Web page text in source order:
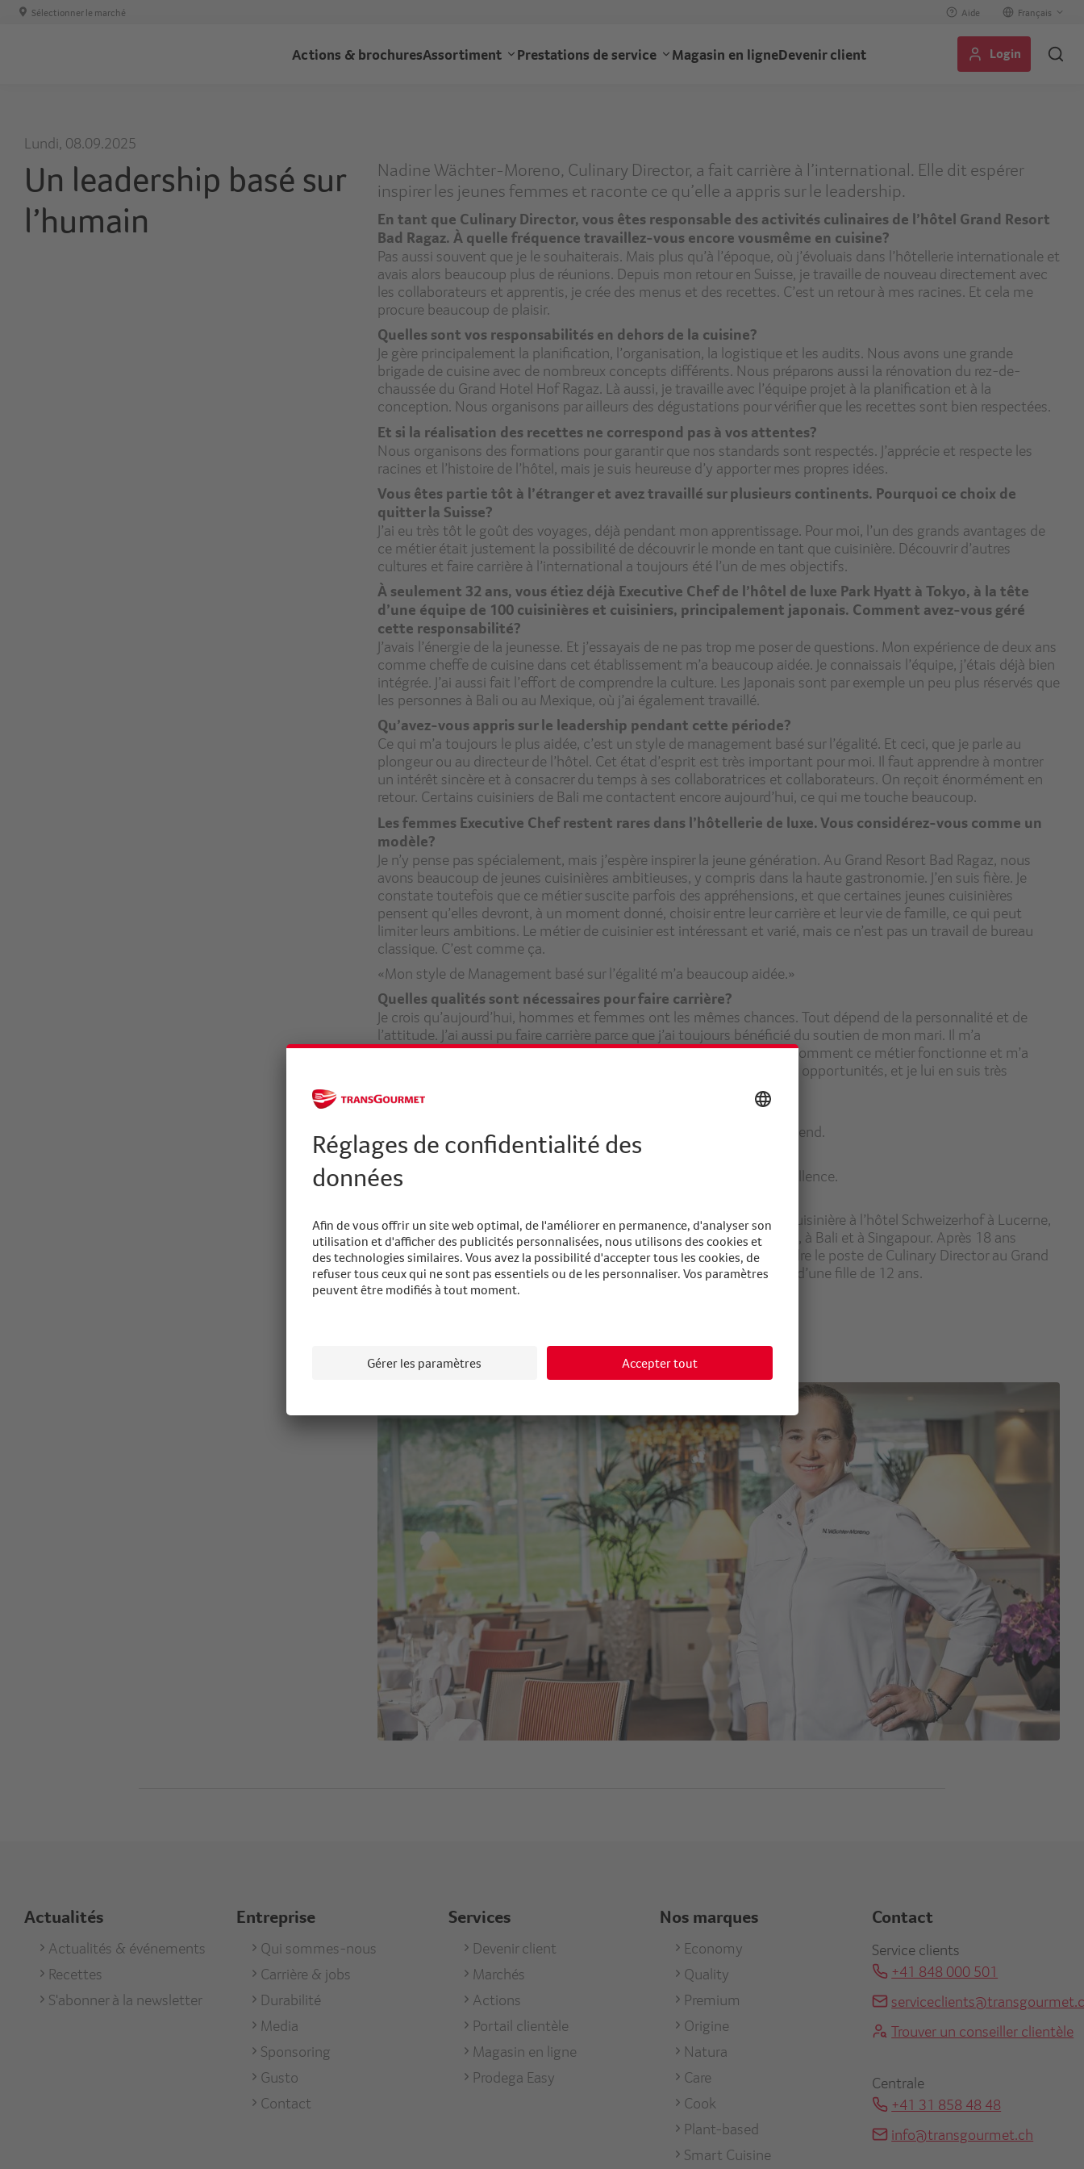
principal
Sélectionner le marché Aide
Select
your
language
Transgourmet
Actions & brochuresAssortiment Prestations de service Magasin en ligneDevenir client Login
Lundi, 08.09.2025
Un leadership basé sur
l’humain
Nadine Wächter-Moreno, Culinary Director, a fait carrière à l’international. Elle dit espérer
inspirer les jeunes femmes et raconte ce qu’elle a appris sur le leadership.
En tant que Culinary Director, vous êtes responsable des activités culinaires de l’hôtel Grand Resort
Bad Ragaz. À quelle fréquence travaillez-vous encore vousmême en cuisine?
Pas aussi souvent que je le souhaiterais. Mais plus qu’à l’époque, où j’évoluais dans l’hôtellerie internationale et
avais alors beaucoup plus de réunions. Depuis mon retour en Suisse, je travaille de nouveau directement avec
les collaborateurs et apprentis, je crée des menus et des recettes. C’est un retour à mes racines. Et cela me
procure beaucoup de plaisir.
Quelles sont vos responsabilités en dehors de la cuisine?
Je gère principalement la planification, l’organisation, la logistique et les audits. Nous avons une grande
brigade de cuisine avec de nombreux concepts différents. Nous préparons aussi la rénovation du rez-de-
chaussée du Grand Hotel Hof Ragaz. Là aussi, je travaille avec l’équipe projet à la planification et à la
conception. Nous organisons par ailleurs des dégustations pour vérifier que les recettes sont bien respectées.
Et si la réalisation des recettes ne correspond pas à vos attentes?
Nous organisons des formations pour garantir que nos standards sont respectés. J’apprécie et respecte les
racines et l’histoire de l’hôtel, mais je suis heureuse d’y apporter mes propres idées.
Vous êtes partie tôt à l’étranger et avez travaillé sur plusieurs continents. Pourquoi ce choix de
quitter la Suisse?
J’ai eu très tôt le goût des voyages, déjà pendant mon apprentissage. Pour moi, l’un des grands avantages de
ce métier était justement la possibilité de découvrir le monde en tant que cuisinière. Découvrir d’autres
cultures et faire carrière à l’international a toujours été l’un de mes objectifs.
À seulement 32 ans, vous étiez déjà Executive Chef de l’hôtel de luxe Park Hyatt à Tokyo, à la tête
d’une équipe de 100 cuisinières et cuisiniers, principalement japonais. Comment avez-vous géré
cette responsabilité?
J’avais l’énergie de la jeunesse. Et j’essayais de ne pas trop me poser de questions. Mon expérience de deux ans
comme cheffe de cuisine dans cet établissement m’a beaucoup aidée. Je connaissais l’équipe, j’étais déjà bien
intégrée. J’ai aussi fait l’effort de comprendre la culture. Les Japonais sont par exemple un peu plus réservés que
les personnes à Bali ou au Mexique, où j’ai également travaillé.
Qu’avez-vous appris sur le leadership pendant cette période?
Ce qui m’a toujours le plus aidée, c’est un style de management basé sur l’égalité. Et ceci, que je parle au
plongeur ou au directeur de l’hôtel. Cet état d’esprit est très important pour moi. Il faut apprendre à montrer
un intérêt sincère et à consacrer du temps à ses collaboratrices et collaborateurs. On reçoit énormément en
retour. Certains cuisiniers de Bali me contactent encore aujourd’hui, ce qui me touche beaucoup.
Les femmes Executive Chef restent rares dans l’hôtellerie de luxe. Vous considérez-vous comme un
modèle?
Je n’y pense pas spécialement, mais j’espère inspirer la jeune génération. Au Grand Resort Bad Ragaz, nous
avons beaucoup de jeunes cuisinières ambitieuses, y compris dans la haute gastronomie. J’en suis fière. Je
constate toutefois que ce métier suscite parfois des appréhensions, et que certaines jeunes cuisinières
pensent qu’elles devront, à un moment donné, choisir entre leur carrière et leur vie de famille, ce qui peut
limiter leurs ambitions. Le métier de cuisinier est intéressant et varié, mais ce n’est pas un travail de bureau
classique. C’est comme ça.
«Mon style de Management basé sur l’égalité m’a beaucoup aidée.»
Quelles qualités sont nécessaires pour faire carrière?
Je crois qu’aujourd’hui, hommes et femmes ont les mêmes chances. Tout dépend de la personnalité et de
l’attitude. J’ai aussi pu faire carrière parce que j’ai toujours bénéficié du soutien de mon mari. Il m’a
accompagnée lors de mes affectations à l’étranger. Et il comprend comment ce métier fonctionne et m’a
toujours soutenue. Sans lui, je n’aurais sans doute pas eu les mêmes opportunités, et je lui en suis très
Oh oui, très souvent même. J’aime cuisiner avec ma fille, cela me détend.
Et quel est le plat préféré de votre famille?
Toutes les variantes de currys. C’est notre plat réconfortant par excellence.
Nadine Wächter-Moreno (46 ans) a effectué son apprentissage de cuisinière à l’hôtel Schweizerhof à Lucerne,
avant de travailler en Australie, aux États-Unis, au Japon, au Mexique, à Bali et à Singapour. Après 18 ans
passés à l’étranger, elle est revenue en Suisse début 2024 pour prendre le poste de Culinary Director au Grand
Resort Bad Ragaz (SG). Nadine Wächter-Moreno est mariée et mère d’une fille de 12 ans.
Actualités
Footer
Aktuell
Actualités & événements
Recettes
S'abonner à la newsletter
Entreprise
Footer
Unternehmen
Qui sommes-nous
Carrière & jobs
Durabilité
Media
Sponsoring
Gusto
Contact
Services
Footer
Services
Devenir client
Marchés
Actions
Portail clientèle
Magasin en ligne
Prodega Easy
Nos marques
Footer
Unsere
Marken
Economy
Quality
Premium
Origine
Natura
Care
Cook
Plant-based
Smart Cuisine
Contact
Service clients
+41 848 000 501
Trouver un conseiller clientèle
Centrale
+41 31 858 48 48
info@transgourmet.ch